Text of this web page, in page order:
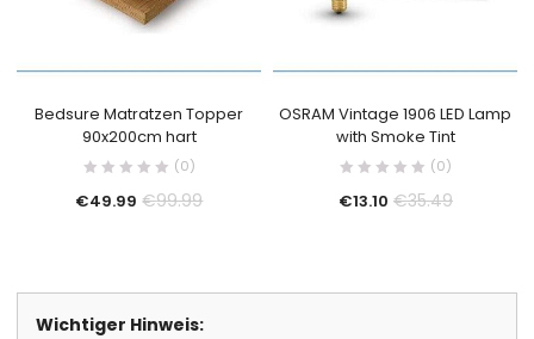
Bedsure Matratzen Topper
90x200cm hart
(0)
€49.99 €99.99
OSRAM Vintage 1906 LED Lamp
with Smoke Tint
(0)
€13.10 €35.49
Wichtiger Hinweis: